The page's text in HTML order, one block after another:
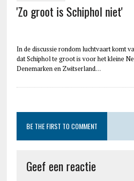
'Zo groot is Schiphol niet'
In de discussie rondom luchtvaart komt
dat Schiphol te groot is voor het kleine
Denemarken en Zwitserland…
BE THE FIRST TO COMMENT
Geef een reactie